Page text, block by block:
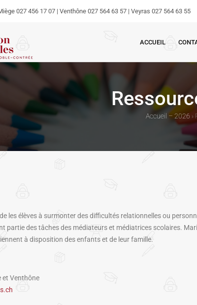
027 456 17 07 | Venthône 027 564 63 57 | Veyras 027 564 63 55
ACCUEIL
Accueil – 2026 ›
les élèves à surmonter des difficultés relationnelles ou
partie des tâches des médiateurs et médiatrices scolaires.
à disposition des enfants et de leur famille.
et Venthône